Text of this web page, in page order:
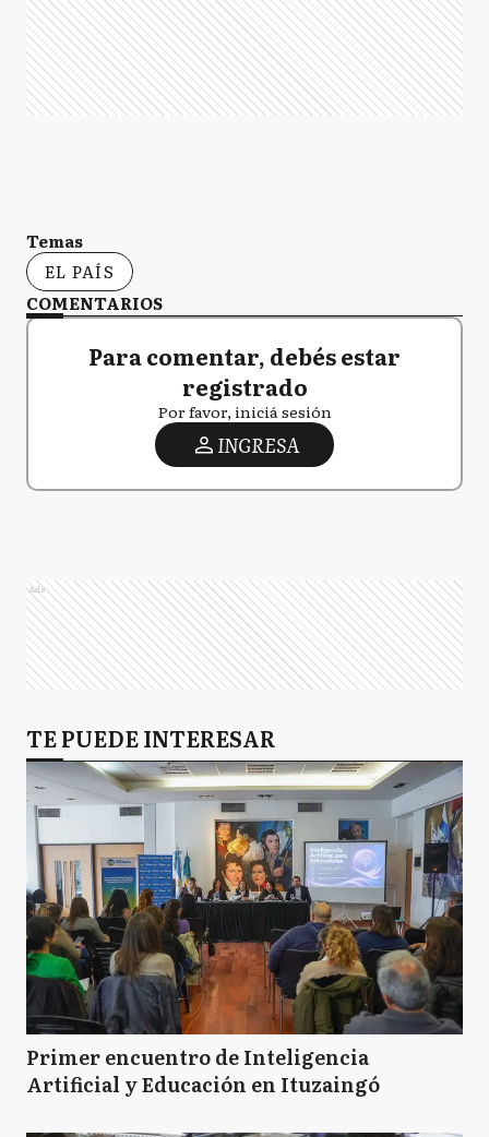
Temas
EL PAÍS
COMENTARIOS
Para comentar, debés estar
registrado
Por favor, iniciá sesión
INGRESA
Ads
TE PUEDE INTERESAR
Primer encuentro de Inteligencia
Artificial y Educación en Ituzaingó